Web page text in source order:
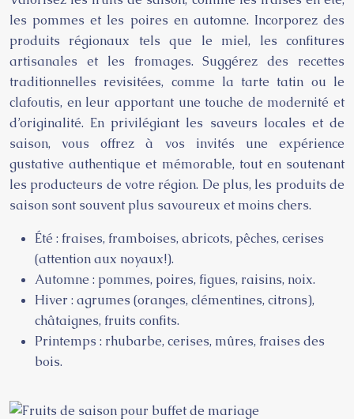
les pommes et les poires en automne. Incorporez des
produits régionaux tels que le miel, les confitures
artisanales et les fromages. Suggérez des recettes
traditionnelles revisitées, comme la tarte tatin ou le
clafoutis, en leur apportant une touche de modernité et
d’originalité. En privilégiant les saveurs locales et de
saison, vous offrez à vos invités une expérience
gustative authentique et mémorable, tout en soutenant
les producteurs de votre région. De plus, les produits de
saison sont souvent plus savoureux et moins chers.
Été : fraises, framboises, abricots, pêches, cerises
(attention aux noyaux!).
Automne : pommes, poires, figues, raisins, noix.
Hiver : agrumes (oranges, clémentines, citrons),
châtaignes, fruits confits.
Printemps : rhubarbe, cerises, mûres, fraises des
bois.